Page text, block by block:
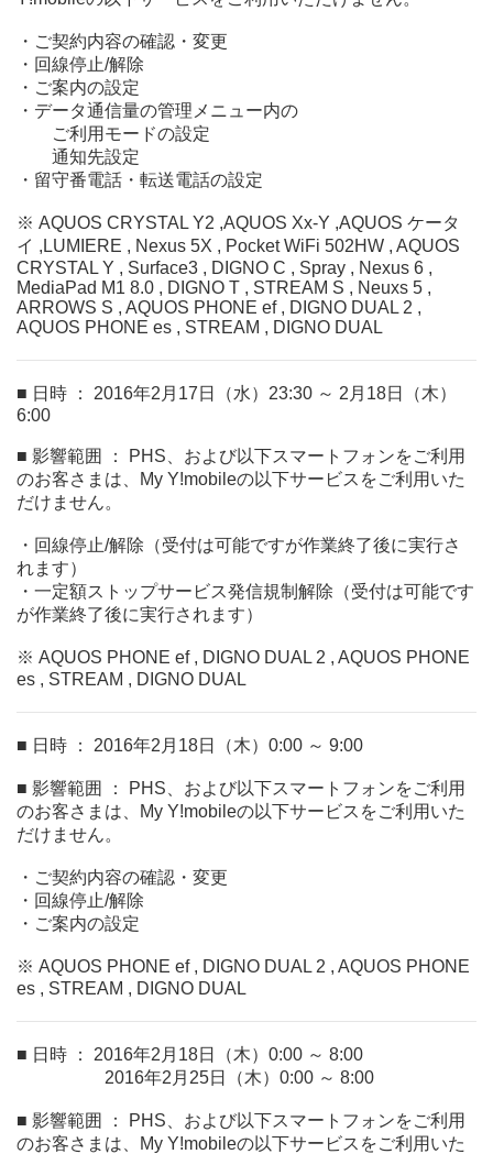
・ご契約内容の確認・変更
・回線停止/解除
・ご案内の設定
・データ通信量の管理メニュー内の
ご利用モードの設定
通知先設定
・留守番電話・転送電話の設定
※ AQUOS CRYSTAL Y2 ,AQUOS Xx-Y ,AQUOS ケータ
イ ,LUMIERE , Nexus 5X , Pocket WiFi 502HW , AQUOS
CRYSTAL Y , Surface3 , DIGNO C , Spray , Nexus 6 ,
MediaPad M1 8.0 , DIGNO T , STREAM S , Neuxs 5 ,
ARROWS S , AQUOS PHONE ef , DIGNO DUAL 2 ,
AQUOS PHONE es , STREAM , DIGNO DUAL
■ 日時 ： 2016年2月17日（水）23:30 ～ 2月18日（木）
6:00
■ 影響範囲 ： PHS、および以下スマートフォンをご利用
のお客さまは、My Y!mobileの以下サービスをご利用いた
だけません。
・回線停止/解除（受付は可能ですが作業終了後に実行さ
れます）
・一定額ストップサービス発信規制解除（受付は可能です
が作業終了後に実行されます）
※ AQUOS PHONE ef , DIGNO DUAL 2 , AQUOS PHONE
es , STREAM , DIGNO DUAL
■ 日時 ： 2016年2月18日（木）0:00 ～ 9:00
■ 影響範囲 ： PHS、および以下スマートフォンをご利用
のお客さまは、My Y!mobileの以下サービスをご利用いた
だけません。
・ご契約内容の確認・変更
・回線停止/解除
・ご案内の設定
※ AQUOS PHONE ef , DIGNO DUAL 2 , AQUOS PHONE
es , STREAM , DIGNO DUAL
■ 日時 ： 2016年2月18日（木）0:00 ～ 8:00
2016年2月25日（木）0:00 ～ 8:00
■ 影響範囲 ： PHS、および以下スマートフォンをご利用
のお客さまは、My Y!mobileの以下サービスをご利用いた